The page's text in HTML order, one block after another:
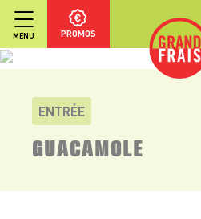
MENU PROMOS
ENTRÉE
GUACAMOLE